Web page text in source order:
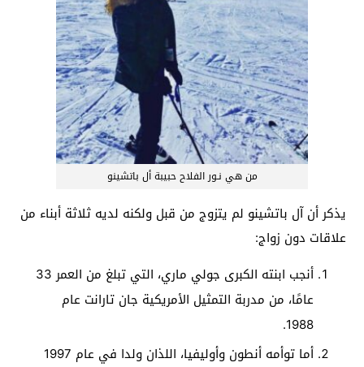
من هي نـور الفلاح حبيبة أل باتشينو
يذكر أن آل باتشينو لم يتزوج من قبل ولكنه لديه ثلاثة أبناء من
علاقات دون زواج:
أنجب ابنته الكبرى جولي ماري، التي تبلغ من العمر 33
عامًا، من مدربة التمثيل الأمريكية جان تارانت عام
1988.
أما توأمه أنطون وأوليفيا، اللذان ولدا في عام 1997